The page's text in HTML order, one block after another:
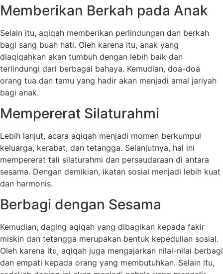
Memberikan Berkah pada Anak
Selain itu, aqiqah memberikan perlindungan dan berkah
bagi sang buah hati. Oleh karena itu, anak yang
diaqiqahkan akan tumbuh dengan lebih baik dan
terlindungi dari berbagai bahaya. Kemudian, doa-doa
orang tua dan tamu yang hadir akan menjadi amal jariyah
bagi anak.
Mempererat Silaturahmi
Lebih lanjut, acara aqiqah menjadi momen berkumpul
keluarga, kerabat, dan tetangga. Selanjutnya, hal ini
mempererat tali silaturahmi dan persaudaraan di antara
sesama. Dengan demikian, ikatan sosial menjadi lebih kuat
dan harmonis.
Berbagi dengan Sesama
Kemudian, daging aqiqah yang dibagikan kepada fakir
miskin dan tetangga merupakan bentuk kepedulian sosial.
Oleh karena itu, aqiqah juga mengajarkan nilai-nilai berbagi
dan empati kepada orang yang membutuhkan. Selain itu,